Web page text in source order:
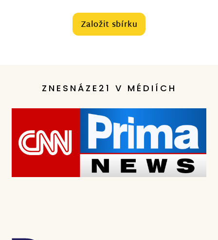
Založit sbírku
ZNESNÁZE21 V MÉDIÍCH